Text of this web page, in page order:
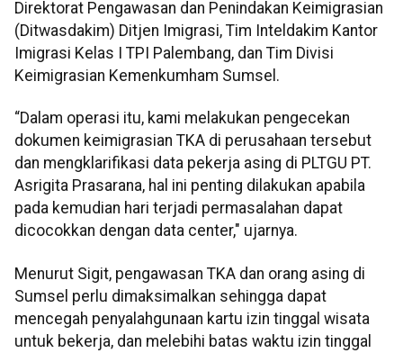
Direktorat Pengawasan dan Penindakan Keimigrasian
(Ditwasdakim) Ditjen Imigrasi, Tim Inteldakim Kantor
Imigrasi Kelas I TPI Palembang, dan Tim Divisi
Keimigrasian Kemenkumham Sumsel.
“Dalam operasi itu, kami melakukan pengecekan
dokumen keimigrasian TKA di perusahaan tersebut
dan mengklarifikasi data pekerja asing di PLTGU PT.
Asrigita Prasarana, hal ini penting dilakukan apabila
pada kemudian hari terjadi permasalahan dapat
dicocokkan dengan data center," ujarnya.
Menurut Sigit, pengawasan TKA dan orang asing di
Sumsel perlu dimaksimalkan sehingga dapat
mencegah penyalahgunaan kartu izin tinggal wisata
untuk bekerja, dan melebihi batas waktu izin tinggal